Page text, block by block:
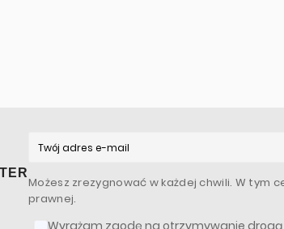
Możesz zrezygnować w każdej chwili. W tym
prawnej.
Wyrażam zgodę na otrzymywanie